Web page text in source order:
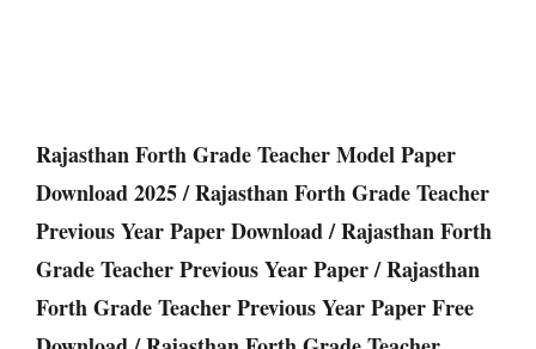
Rajasthan Forth Grade Teacher Model Paper
Download 2025 / Rajasthan Forth Grade Teacher
Previous Year Paper Download / Rajasthan Forth
Grade Teacher Previous Year Paper / Rajasthan
Forth Grade Teacher Previous Year Paper Free